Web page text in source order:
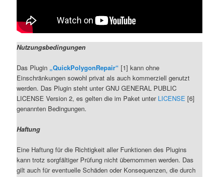
Nutzungsbedingungen
Das Plugin „QuickPolygonRepair“ [1] kann ohne
Einschränkungen sowohl privat als auch kommerziell genutzt
werden. Das Plugin steht unter GNU GENERAL PUBLIC
LICENSE Version 2, es gelten die im Paket unter LICENSE [6]
genannten Bedingungen.
Haftung
Eine Haftung für die Richtigkeit aller Funktionen des Plugins
kann trotz sorgfältiger Prüfung nicht übernommen werden. Das
gilt auch für eventuelle Schäden oder Konsequenzen, die durch